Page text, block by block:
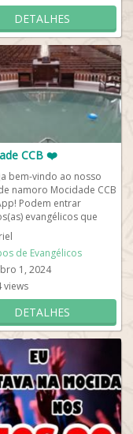
DETALHES
CCB ❤️
bem-vindo ao nosso
namoro Mocidade CCB
Podem entrar
evangélicos que
na Igreja
Cristã no...
de Evangélicos
1, 2024
views
DETALHES